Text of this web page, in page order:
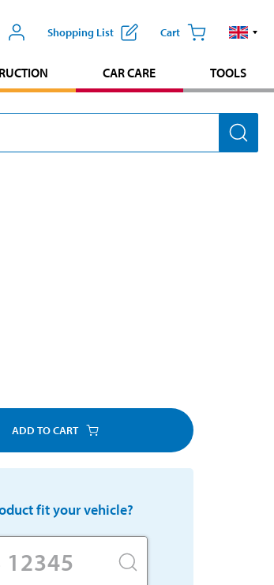
Shopping List Cart
CAR CARE TOOLS
ADD TO CART
fit your vehicle?